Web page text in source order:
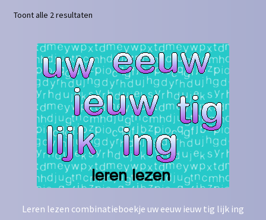
Contact
Homepagina
Mijn account
Privacy Policy
Winkelmand
Winkel
Toont alle 2 resultaten
Leren lezen combinatieboekje uw eeuw ieuw tig lijk ing